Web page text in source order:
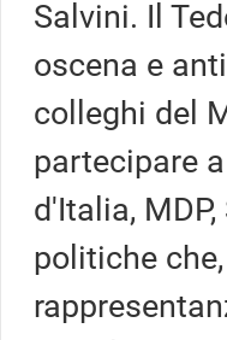
Salvini. Il
oscena e
colleghi del
partecipare
d'Italia,
politiche